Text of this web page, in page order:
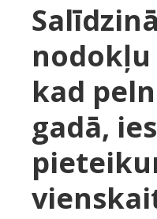
nodokļu
kad
gadā,